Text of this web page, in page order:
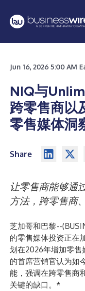
Jun 16, 2026 5:00 AM
NIQ与
跨零售商以
零售媒体洞
Share
让零售商能够通
方法，跨零售商
芝加哥和巴黎--(
的零售媒体投资正在
划在2026年增加零售
的首席营销官认为如
能，强调在跨零售商
关键的缺口。*